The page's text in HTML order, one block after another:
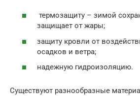
термозащиту – зимой
защищает от жары;
защиту кровли от
осадков и ветра;
надежную гидроизоляцию.
Существуют разнообразные